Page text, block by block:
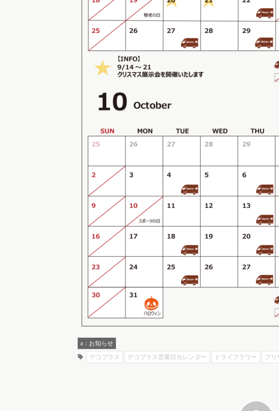
a：お知らせ
デコプラス
デコプラス営業日カレンダー ドライフラワー プリ